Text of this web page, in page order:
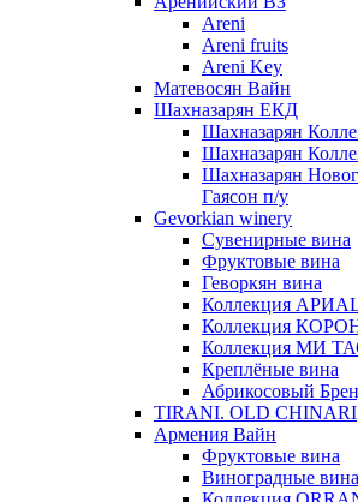
Areni
Areni fruits
Areni Key
Матевосян Вайн
Шахназарян ЕКД
Шахназарян
Шахназарян
Шахназарян
Гаясон п/у
Gevorkian winery
Сувенирные вина
Фруктовые вина
Геворкян вина
Коллекция
Коллекция
Коллекция МИ
Креплёные вина
Абрикосовый
TIRANI. OLD CHINARI
Армения Вайн
Фруктовые вина
Виноградные вина